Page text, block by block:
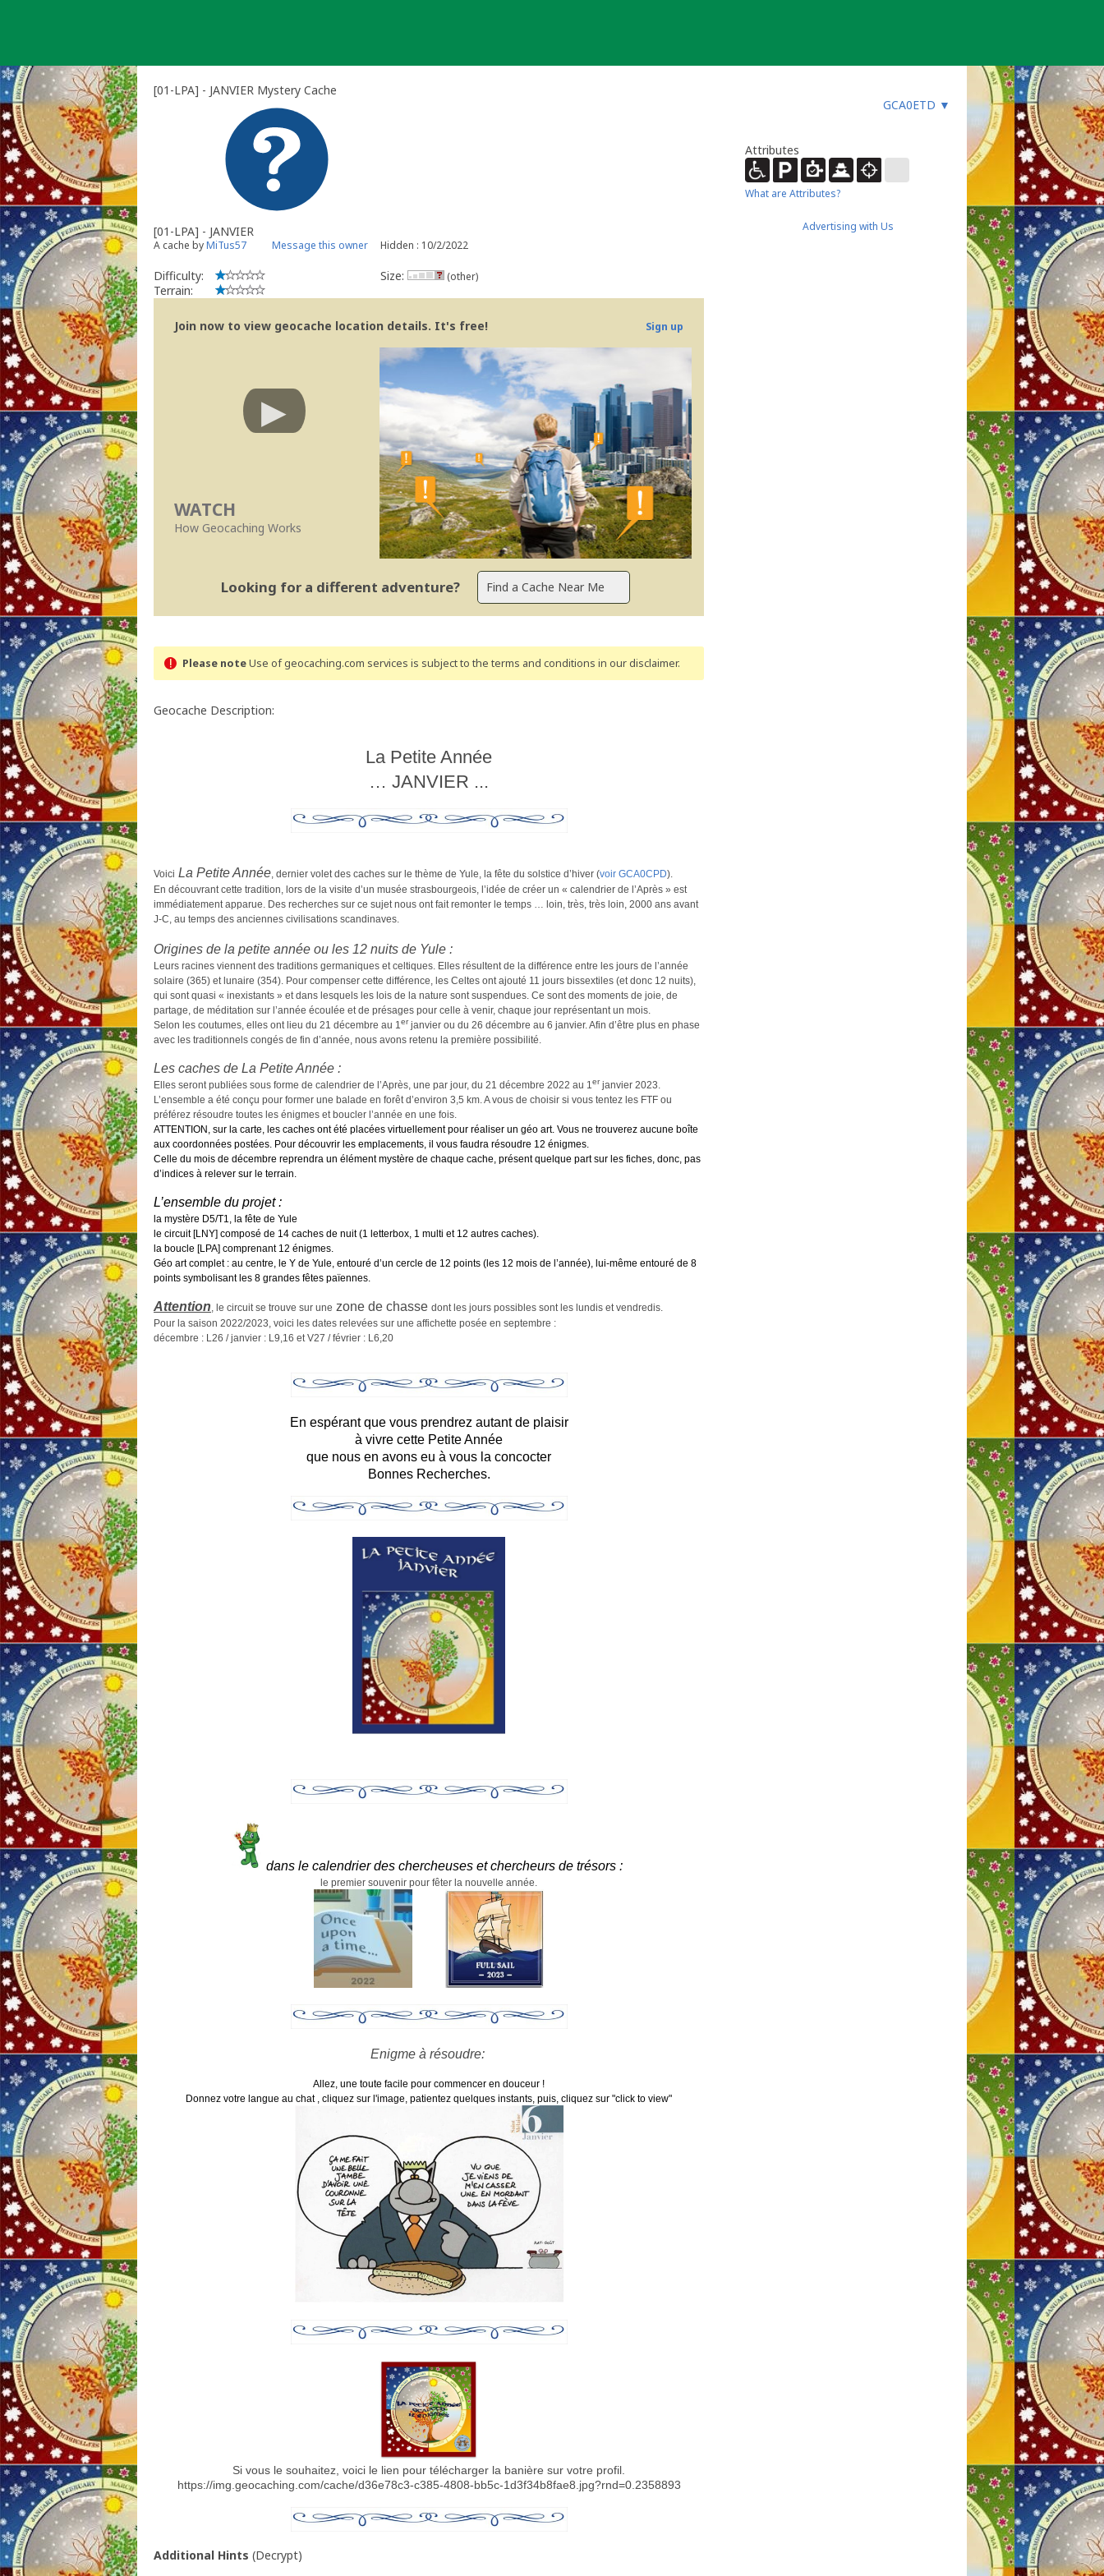
[01-LPA] - JANVIER Mystery Cache
GCA0ETD ▼
[01-LPA] - JANVIER
A cache byMiTus57 Message this owner Hidden : 10/2/2022
Difficulty:
Terrain:
Size: (other)
Join now to view geocache location details. It's free! Sign up
WATCH
How Geocaching Works
Looking for a different adventure?
Please noteUse of geocaching.com services is subject to the terms and conditions in our disclaimer.
Geocache Description:
La Petite Année
… JANVIER ...
Voici La Petite Année, dernier volet des caches sur le thème de Yule, la fête du solstice d’hiver (voir GCA0CPD).
En découvrant cette tradition, lors de la visite d’un musée strasbourgeois, l’idée de créer un « calendrier de l’Après » est
immédiatement apparue. Des recherches sur ce sujet nous ont fait remonter le temps … loin, très, très loin, 2000 ans avant
J-C, au temps des anciennes civilisations scandinaves.
Origines de la petite année ou les 12 nuits de Yule :
Leurs racines viennent des traditions germaniques et celtiques. Elles résultent de la différence entre les jours de l’année
solaire (365) et lunaire (354). Pour compenser cette différence, les Celtes ont ajouté 11 jours bissextiles (et donc 12 nuits),
qui sont quasi « inexistants » et dans lesquels les lois de la nature sont suspendues. Ce sont des moments de joie, de
partage, de méditation sur l’année écoulée et de présages pour celle à venir, chaque jour représentant un mois.
Selon les coutumes, elles ont lieu du 21 décembre au 1er janvier ou du 26 décembre au 6 janvier. Afin d’être plus en phase
avec les traditionnels congés de fin d’année, nous avons retenu la première possibilité.
Les caches de La Petite Année :
Elles seront publiées sous forme de calendrier de l’Après, une par jour, du 21 décembre 2022 au 1er janvier 2023.
L’ensemble a été conçu pour former une balade en forêt d’environ 3,5 km. A vous de choisir si vous tentez les FTF ou
préférez résoudre toutes les énigmes et boucler l’année en une fois.
ATTENTION, sur la carte, les caches ont été placées virtuellement pour réaliser un géo art. Vous ne trouverez aucune boîte
aux coordonnées postées. Pour découvrir les emplacements, il vous faudra résoudre 12 énigmes.
Celle du mois de décembre reprendra un élément mystère de chaque cache, présent quelque part sur les fiches, donc, pas
d’indices à relever sur le terrain.
L’ensemble du projet :
la mystère D5/T1, la fête de Yule
le circuit [LNY] composé de 14 caches de nuit (1 letterbox, 1 multi et 12 autres caches).
la boucle [LPA] comprenant 12 énigmes.
Géo art complet : au centre, le Y de Yule, entouré d’un cercle de 12 points (les 12 mois de l’année), lui-même entouré de 8
points symbolisant les 8 grandes fêtes païennes.
Attention, le circuit se trouve sur une zone de chasse dont les jours possibles sont les lundis et vendredis.
Pour la saison 2022/2023, voici les dates relevées sur une affichette posée en septembre :
décembre : L26 / janvier : L9,16 et V27 / février : L6,20
En espérant que vous prendrez autant de plaisir
à vivre cette Petite Année
que nous en avons eu à vous la concocter
Bonnes Recherches.
dans le calendrier des chercheuses et chercheurs de trésors :
le premier souvenir pour fêter la nouvelle année.
Enigme à résoudre:
Allez, une toute facile pour commencer en douceur !
Donnez votre langue au chat , cliquez sur l'image, patientez quelques instants, puis, cliquez sur "click to view"
Si vous le souhaitez, voici le lien pour télécharger la banière sur votre profil.
https://img.geocaching.com/cache/d36e78c3-c385-4808-bb5c-1d3f34b8fae8.jpg?rnd=0.2358893
Additional Hints (Decrypt)
Attributes
What are Attributes?
Advertising with Us